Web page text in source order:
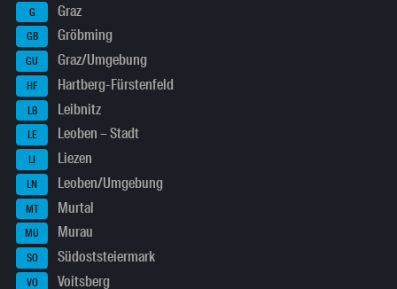
G Graz
GB Gröbming
GU Graz/Umgebung
HF Hartberg-Fürstenfeld
LB Leibnitz
LE Leoben – Stadt
LI Liezen
LN Leoben/Umgebung
MT Murtal
MU Murau
SO Südoststeiermark
VO Voitsberg